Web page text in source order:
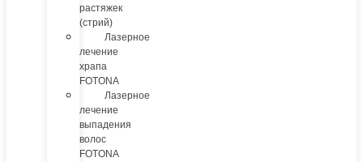
растяжек
(стрий)
Лазерное
лечение
храпа
FOTONA
Лазерное
лечение
выпадения
волос
FOTONA